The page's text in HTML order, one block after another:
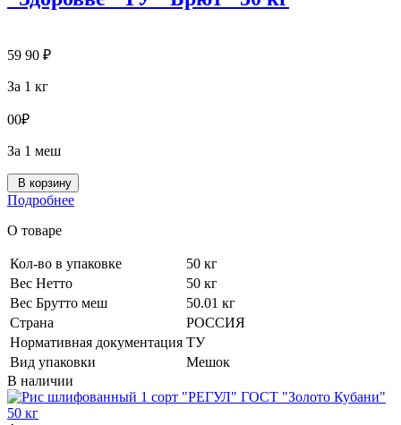
59 90 ₽
За 1 кг
00₽
За 1 меш
В корзину
Подробнее
О товаре
Кол-во в упаковке
50 кг
Вес Нетто
50 кг
Вес Брутто меш
50.01 кг
Страна
РОССИЯ
Нормативная документация ТУ
Вид упаковки
Мешок
В наличии